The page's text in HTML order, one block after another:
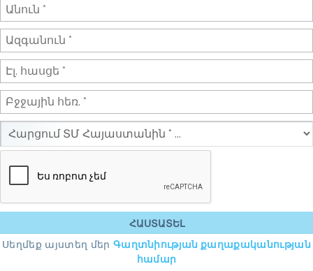
Սեղմեք այստեղ մեր Գաղտնիության քաղաքականության
համար